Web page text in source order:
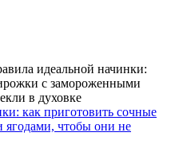
как приготовить сочные
чтобы они не